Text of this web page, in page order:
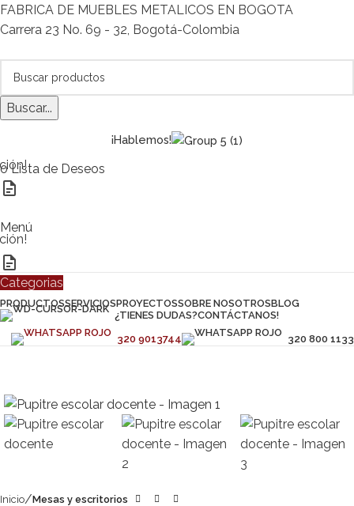
FABRICA DE MUEBLES METALICOS EN BOGOTA
Carrera 23 No. 69 - 32, Bogotá-Colombia
Buscar...
¡Hablemos!
0Lista de Deseos
Menú
Categorias
PRODUCTOSSERVICIOSPROYECTOSSOBRE NOSOTROSBLOG
¿TIENES DUDAS?CONTÁCTANOS!
320 9013744
320 800 1133
Inicio Mesas y escritorios